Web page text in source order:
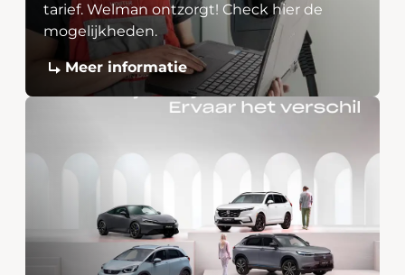
tarief. Welman ontzorgt! Check hier de
mogelijkheden.
Meer informatie